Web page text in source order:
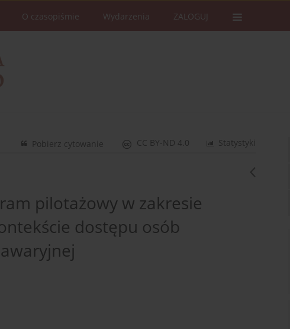
O czasopiśmie Wydarzenia ZALOGUJ
Statystyki
CC BY-ND 4.0
Pobierz cytowanie
pilotażowy w zakresie
dostępu osób